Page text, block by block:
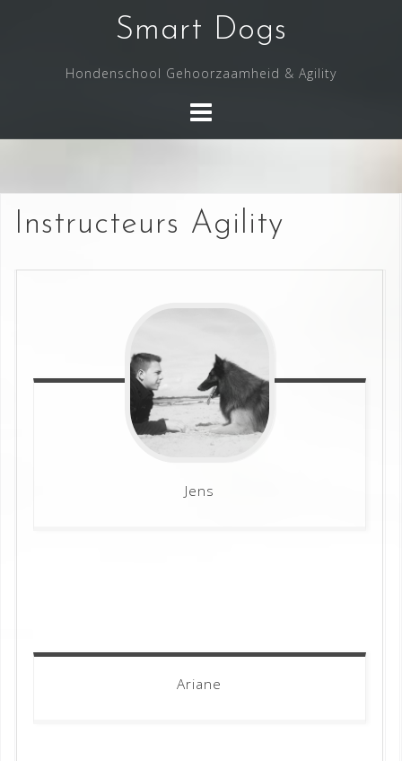
Smart Dogs
Hondenschool Gehoorzaamheid & Agility
Instructeurs Agility
Jens
Ariane